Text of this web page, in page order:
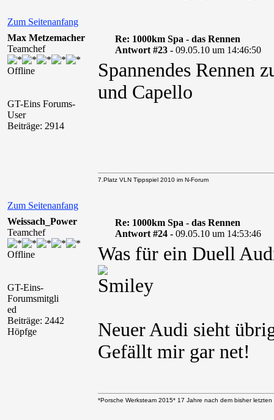
Zum Seitenanfang
Max Metzemacher
Teamchef
Offline
GT-Eins Forums-
User
Beiträge: 2914
Re: 1000km Spa - das Rennen
Antwort #23 - 09.05.10 um 14:46:50
Spannendes Rennen
und Capello
Zum Seitenanfang
7.Platz VLN Tippspiel 2010 im N-Forum
Weissach_Power
Teamchef
Offline
GT-Eins-
Forumsmitgli
ed
Beiträge: 2442
Höpfge
Re: 1000km Spa - das Rennen
Antwort #24 - 09.05.10 um 14:53:46
Was für ein Duell
Neuer Audi sieht
Gefällt mir gar net!
*Porsche Werksteam 2015* 17 Jahre nach dem bisher